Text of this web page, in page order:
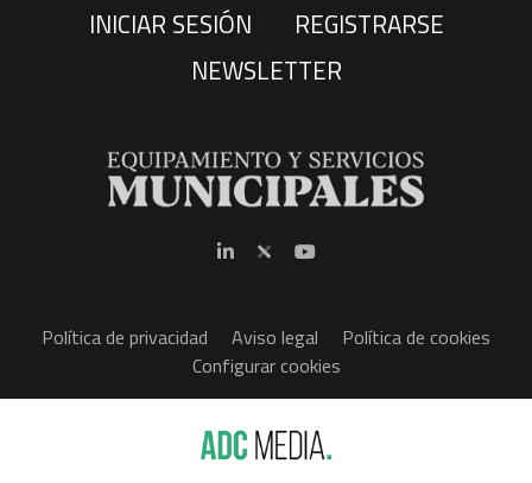
INICIAR SESIÓN
REGISTRARSE
NEWSLETTER
Política de privacidad Aviso legal
Política de cookies
Configurar cookies